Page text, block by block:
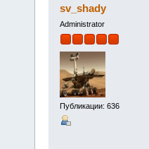
sv_shady
Administrator
Публикации: 636